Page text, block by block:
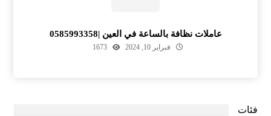
عاملات نظافة بالساعة في العين |0585993358
فبراير 10, 2024 1673
فئات